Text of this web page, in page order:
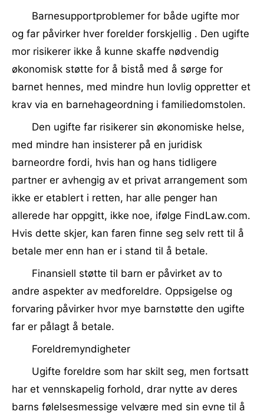
Barnesupportproblemer for både ugifte mor
og far påvirker hver forelder forskjellig . Den ugifte
mor risikerer ikke å kunne skaffe nødvendig
økonomisk støtte for å bistå med å sørge for
barnet hennes, med mindre hun lovlig oppretter et
krav via en barnehageordning i familiedomstolen.
Den ugifte far risikerer sin økonomiske helse,
med mindre han insisterer på en juridisk
barneordre fordi, hvis han og hans tidligere
partner er avhengig av et privat arrangement som
ikke er etablert i retten, har alle penger han
allerede har oppgitt, ikke noe, ifølge FindLaw.com.
Hvis dette skjer, kan faren finne seg selv rett til å
betale mer enn han er i stand til å betale.
Finansiell støtte til barn er påvirket av to
andre aspekter av medforeldre. Oppsigelse og
forvaring påvirker hvor mye barnstøtte den ugifte
far er pålagt å betale.
Foreldremyndigheter
Ugifte foreldre som har skilt seg, men fortsatt
har et vennskapelig forhold, drar nytte av deres
barns følelsesmessige velvære med sin evne til å